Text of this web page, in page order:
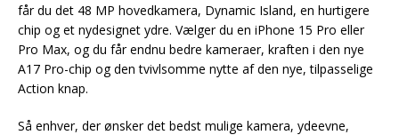
får du det 48 MP hovedkamera, Dynamic Island, en hurtigere
chip og et nydesignet ydre. Vælger du en iPhone 15 Pro eller
Pro Max, og du får endnu bedre kameraer, kraften i den nye
A17 Pro-chip og den tvivlsomme nytte af den nye, tilpasselige
Action knap.
Så enhver, der ønsker det bedst mulige kamera, ydeevne,